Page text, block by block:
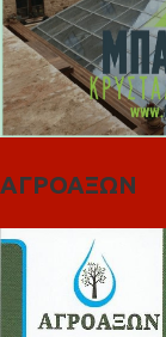
ΑΓΡΟΑΞΩΝ